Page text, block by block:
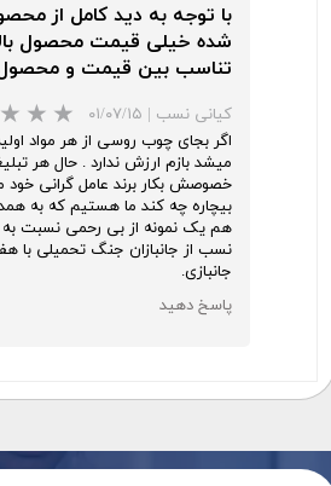
★
با توجه به دید کامل از
شده خیلی قیمت محصول
تناسب بین قیمت و محصول
کیانی نسب | ۰۱/۰۷/۱۵
اگر بجای چوب روسی از هر مواد
میشد بازم ارزش ندارد . حال هر
خصوصش بکار برند عامل گرانی
بیچاره چه کند ما هستیم که به
هم یک نمونه از بی رحمی نسبت به
نسب از جانبازان جنگ تحمیلی با
جانبازی.
پاسخ دهید